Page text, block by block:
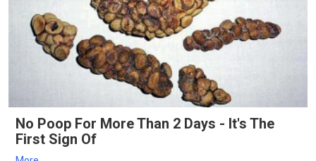
No Poop For More Than 2 Days - It's The
First Sign Of